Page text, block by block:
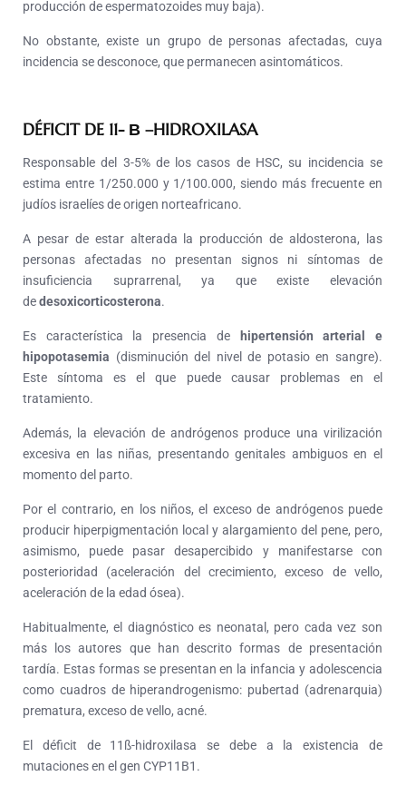
producción de espermatozoides muy baja).
No obstante, existe un grupo de personas afectadas, cuya
incidencia se desconoce, que permanecen asintomáticos.
DÉFICIT DE 11- Β –HIDROXILASA
Responsable del 3-5% de los casos de HSC, su incidencia se
estima entre 1/250.000 y 1/100.000, siendo más frecuente en
judíos israelíes de origen norteafricano.
A pesar de estar alterada la producción de aldosterona, las
personas afectadas no presentan signos ni síntomas de
insuficiencia suprarrenal, ya que existe elevación
dedesoxicorticosterona.
Es característica la presencia de
hipertensión arterial e
hipopotasemia (disminución del nivel de potasio en sangre).
Este síntoma es el que puede causar problemas en el
tratamiento.
Además, la elevación de andrógenos produce una virilización
excesiva en las niñas, presentando genitales ambiguos en el
momento del parto.
Por el contrario, en los niños, el exceso de andrógenos puede
producir hiperpigmentación local y alargamiento del pene, pero,
asimismo, puede pasar desapercibido y manifestarse con
posterioridad (aceleración del crecimiento, exceso de vello,
aceleración de la edad ósea).
Habitualmente, el diagnóstico es neonatal, pero cada vez son
más los autores que han descrito formas de presentación
tardía. Estas formas se presentan en la infancia y adolescencia
como cuadros de hiperandrogenismo: pubertad (adrenarquia)
prematura, exceso de vello, acné.
El déficit de 11ß-hidroxilasa se debe a la existencia de
mutaciones en el gen CYP11B1.